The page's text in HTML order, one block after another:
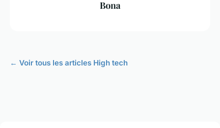
Bona
← Voir tous les articles High tech